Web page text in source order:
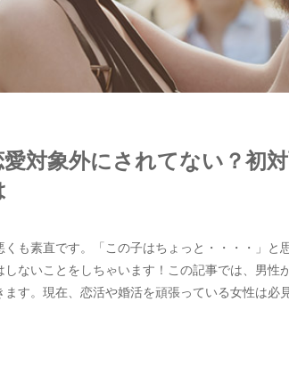
対象外にされてない？初
くも素直です。「この子はちょっと・・・・」と
しないことをしちゃいます！この記事では、男性
ます。現在、恋活や婚活を頑張っている女性は必